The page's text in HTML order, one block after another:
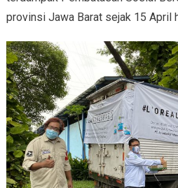
provinsi Jawa Barat sejak 15 April